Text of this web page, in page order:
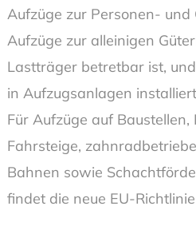
Aufzüge zur Personen- und
Aufzüge zur alleinigen
Lastträger betretbar ist, und
in Aufzugsanlagen
Für Aufzüge auf
Fahrsteige,
Bahnen sowie
findet die neue EU-